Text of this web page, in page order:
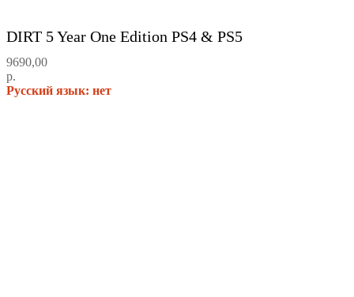
DIRT 5 Year One Edition PS4 & PS5
9690,00
р.
Русский язык: нет